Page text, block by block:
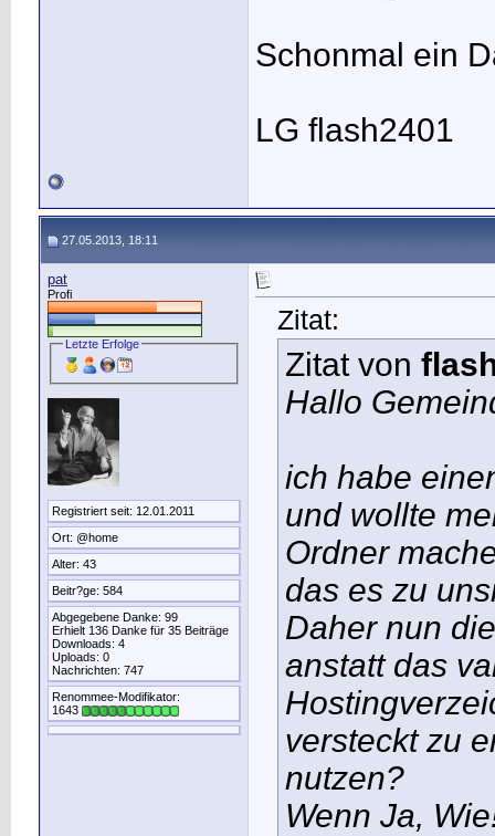
Schonmal ein
LG flash2401
27.05.2013, 18:11
pat
Profi
Letzte Erfolge
Registriert seit: 12.01.2011
Ort: @home
Alter: 43
Beitr?ge: 584
Abgegebene Danke: 99
Erhielt 136 Danke für 35 Beiträge
Downloads: 4
Uploads: 0
Nachrichten: 747
Renommee-Modifikator:
1643
Zitat:
Zitat von
Hallo
ich habe
und wollte
Ordner
das es zu
Daher nun
anstatt das
versteckt zu
nutzen?
Wenn Ja,